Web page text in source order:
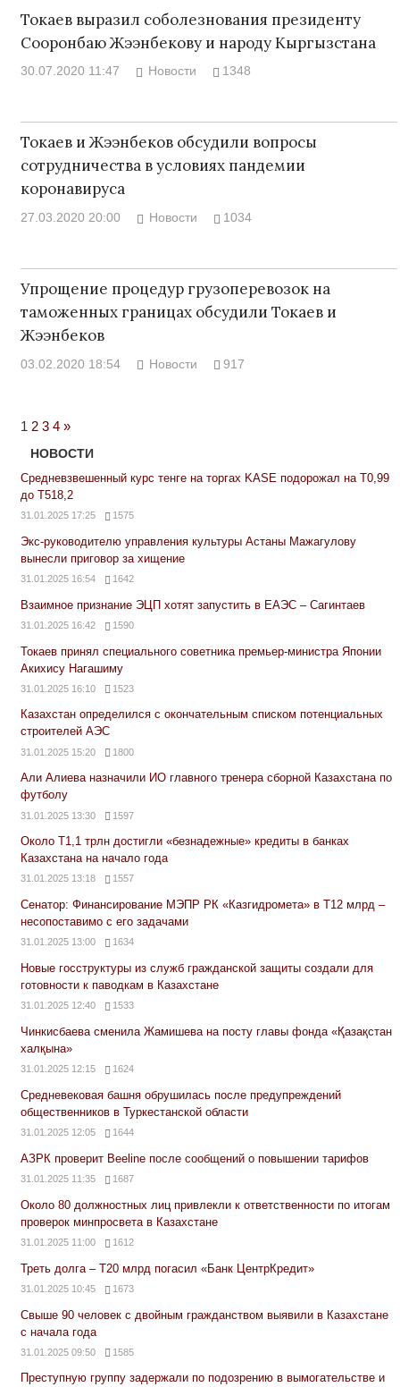
Токаев выразил соболезнования президенту
Сооронбаю Жээнбекову и народу Кыргызстана
30.07.2020 11:47 Новости 1348
Токаев и Жээнбеков обсудили вопросы
сотрудничества в условиях пандемии
коронавируса
27.03.2020 20:00 Новости 1034
Упрощение процедур грузоперевозок на
таможенных границах обсудили Токаев и
Жээнбеков
03.02.2020 18:54 Новости 917
1 2 3 4 Next
Posts
»
НОВОСТИ
Средневзвешенный курс тенге на торгах KASE подорожал на Т0,99
до Т518,2
31.01.2025 17:25 1575
Экс-руководителю управления культуры Астаны Мажагулову
вынесли приговор за хищение
31.01.2025 16:54 1642
Взаимное признание ЭЦП хотят запустить в ЕАЭС – Сагинтаев
31.01.2025 16:42 1590
Токаев принял специального советника премьер-министра Японии
Акихису Нагашиму
31.01.2025 16:10 1523
Казахстан определился с окончательным списком потенциальных
строителей АЭС
31.01.2025 15:20 1800
Али Алиева назначили ИО главного тренера сборной Казахстана по
футболу
31.01.2025 13:30 1597
Около Т1,1 трлн достигли «безнадежные» кредиты в банках
Казахстана на начало года
31.01.2025 13:18 1557
Сенатор: Финансирование МЭПР РК «Казгидромета» в Т12 млрд –
несопоставимо с его задачами
31.01.2025 13:00 1634
Новые госструктуры из служб гражданской защиты создали для
готовности к паводкам в Казахстане
31.01.2025 12:40 1533
Чинкисбаева сменила Жамишева на посту главы фонда «Қазақстан
халқына»
31.01.2025 12:15 1624
Средневековая башня обрушилась после предупреждений
общественников в Туркестанской области
31.01.2025 12:05 1644
АЗРК проверит Beeline после сообщений о повышении тарифов
31.01.2025 11:35 1687
Около 80 должностных лиц привлекли к ответственности по итогам
проверок минпросвета в Казахстане
31.01.2025 11:00 1612
Треть долга – Т20 млрд погасил «Банк ЦентрКредит»
31.01.2025 10:45 1673
Свыше 90 человек с двойным гражданством выявили в Казахстане
с начала года
31.01.2025 09:50 1585
Преступную группу задержали по подозрению в вымогательстве и